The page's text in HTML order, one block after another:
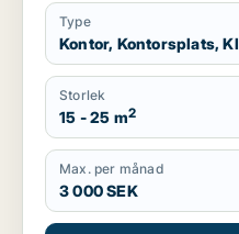
Type
Kontor, Kontorsplats,
Storlek
15 - 25 m2
Max. per månad
3 000 SEK